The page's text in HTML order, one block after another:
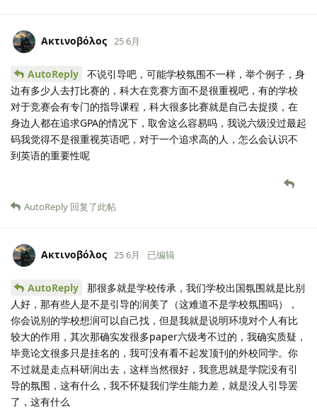
Ακτινοβόλος 25 6月
AutoReply
不说引导吧，可能学校氛围不一样，举个例子，身
边有多少人去打比赛的，科大在竞赛方面不是很重视吧，有的学校
对于竞赛会有专门的指导课程，科大很多比赛就是自己去捉摸，在
身边人都在追求GPA的情况下，取舍这么容易吗，我说六级没过最起
码我觉得不是很重视英语吧，对于一个追求高的人，怎么会认识不
到英语的重要性呢
AutoReply 回复了此帖
Ακτινοβόλος 25 6月 已编辑
AutoReply
那很多就是学校传承，我们学校出国氛围就是比别
人好，那有些人是不是引导的润美了（这难道不是学校氛围吗），
你会说别的学校想润可以自己找，但是我就是说明环境对个人有比
较大的作用，其次那确实发很多paper六级考不过的，我确实质疑，
毕竟论文很多只是挂名的，我可没有看不起发顶刊的外校同学。你
不过就是走点科研润出去，这样当然很好，我意思就是学院没有引
导的氛围，这有什么，我不怀疑我们学生能力差，就是没人引导罢
了，这有什么